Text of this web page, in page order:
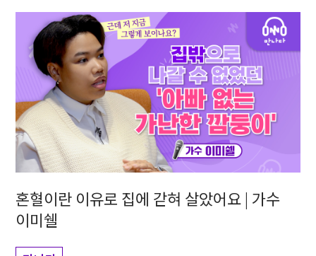
혼혈이란 이유로 집에 갇혀 살았어요 | 가수
이미쉘